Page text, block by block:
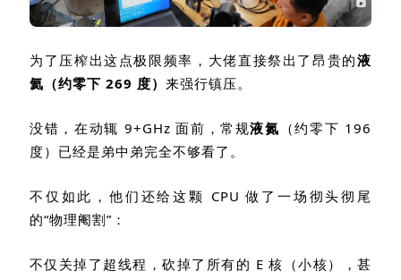
为了压榨出这点极限频率，大佬直接祭出了昂贵的液
氦（约零下 269 度） 来强行镇压。
没错，在动辄 9+GHz面前，常规液氮 （约零下 196
度）已经是弟中弟完全不够看了。
不仅如此，他们还给这颗 CPU做了一场彻头彻尾
的“物理阉割” ：
不仅关掉了超线程，砍掉了所有的 E核（小核），甚